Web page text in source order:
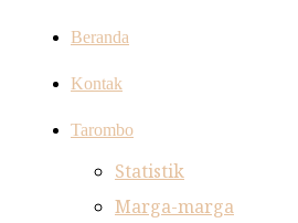
Beranda
Kontak
Tarombo
Statistik
Marga-marga